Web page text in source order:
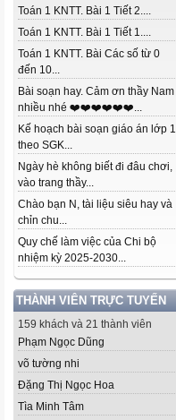
Toán 1 KNTT. Bài 1 Tiết 2....
Toán 1 KNTT. Bài 1 Tiết 1....
Toán 1 KNTT. Bài Các số từ 0
đến 10...
Bài soạn hay. Cảm ơn thầy Nam
nhiều nhé ❤️❤️❤️❤️❤️❤️...
Kế hoạch bài soạn giáo án lớp 1
theo SGK...
Ngày hè không biết đi đâu chơi,
vào trang thầy...
Chào bạn N, tài liệu siêu hay và
chỉn chu...
Quy chế làm việc của Chi bộ
nhiệm kỳ 2025-2030...
THÀNH VIÊN TRỰC TUYẾN
159 khách và 21 thành viên
Phạm Ngọc Dũng
võ tường nhi
Đặng Thị Ngọc Hoa
Tìa Minh Tâm